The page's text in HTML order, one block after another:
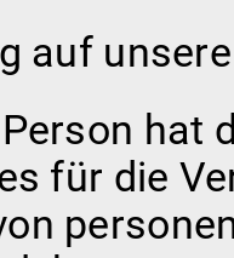
auf
hat
für die